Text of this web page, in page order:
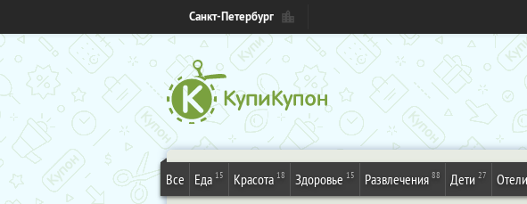
Санкт-Петербург
Все Еда 15 Красота 18 Здоровье 15 Развлечения 88 Дети 27 Отели